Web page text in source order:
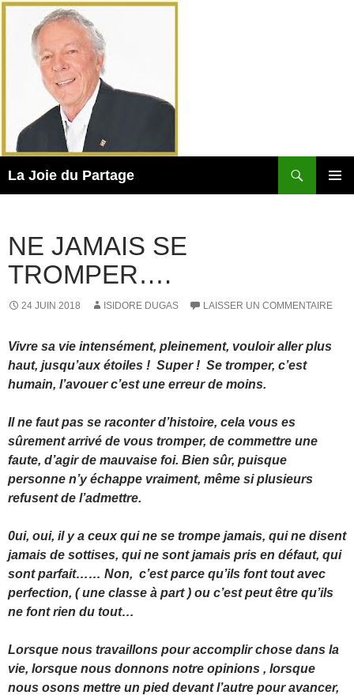
Aller
contenu
La Joie du Partage
NE JAMAIS SE
TROMPER….
24 JUIN 2018 ISIDORE DUGAS LAISSER UN COMMENTAIRE
Vivre sa vie intensément, pleinement, vouloir aller plus
haut, jusqu’aux étoiles ! Super ! Se tromper, c’est
humain, l’avouer c’est une erreur de moins.
Il ne faut pas se raconter d’histoire, cela vous es
sûrement arrivé de vous tromper, de commettre une
faute, d’agir de mauvaise foi. Bien sûr, puisque
personne n’y échappe vraiment, même si plusieurs
refusent de l’admettre.
0ui, oui, il y a ceux qui ne se trompe jamais, qui ne disent
jamais de sottises, qui ne sont jamais pris en défaut, qui
sont parfait…… Non, c’est parce qu’ils font tout avec
perfection, ( une classe à part ) ou c’est peut être qu’ils
ne font rien du tout…
Lorsque nous travaillons pour accomplir chose dans la
vie, lorsque nous donnons notre opinions , lorsque
nous osons mettre un pied devant l’autre pour avancer,